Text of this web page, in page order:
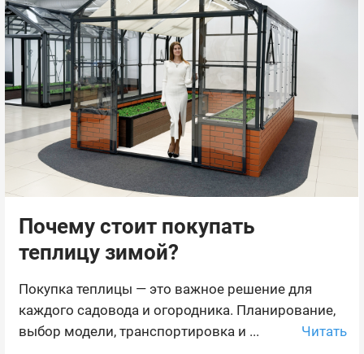
Почему стоит покупать
теплицу зимой?
Покупка теплицы — это важное решение для
каждого садовода и огородника. Планирование,
выбор модели, транспортировка и ...
Читать